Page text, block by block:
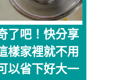
了吧！快分享
樣家裡就不用
以省下好大一